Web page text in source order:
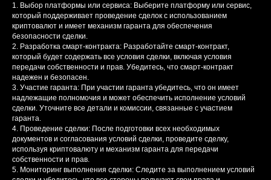
1. Выбор платформы или сервиса: Выберите платформу или сервис,
который поддерживает проведение сделок с использованием
криптовалют и имеет механизм гаранта для обеспечения
безопасности сделки.
2. Разработка смарт-контракта: Разработайте смарт-контракт,
который будет содержать все условия сделки, включая условия
передачи собственности и прав. Убедитесь, что смарт-контракт
надежен и безопасен.
3. Участие гаранта: При участии гаранта убедитесь, что он имеет
надлежащие полномочия и может обеспечить исполнение условий
сделки. Уточните все детали и комиссии, связанные с участием
гаранта.
4. Проведение сделки: После подготовки всех необходимых
документов и согласования условий сделки, проведите сделку,
используя криптовалюту и механизм гаранта для передачи
собственности и прав.
5. Мониторинг выполнения сделки: Следите за выполнением условий